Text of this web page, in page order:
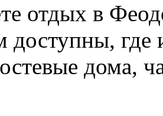
отдых в
доступны, где
дома,